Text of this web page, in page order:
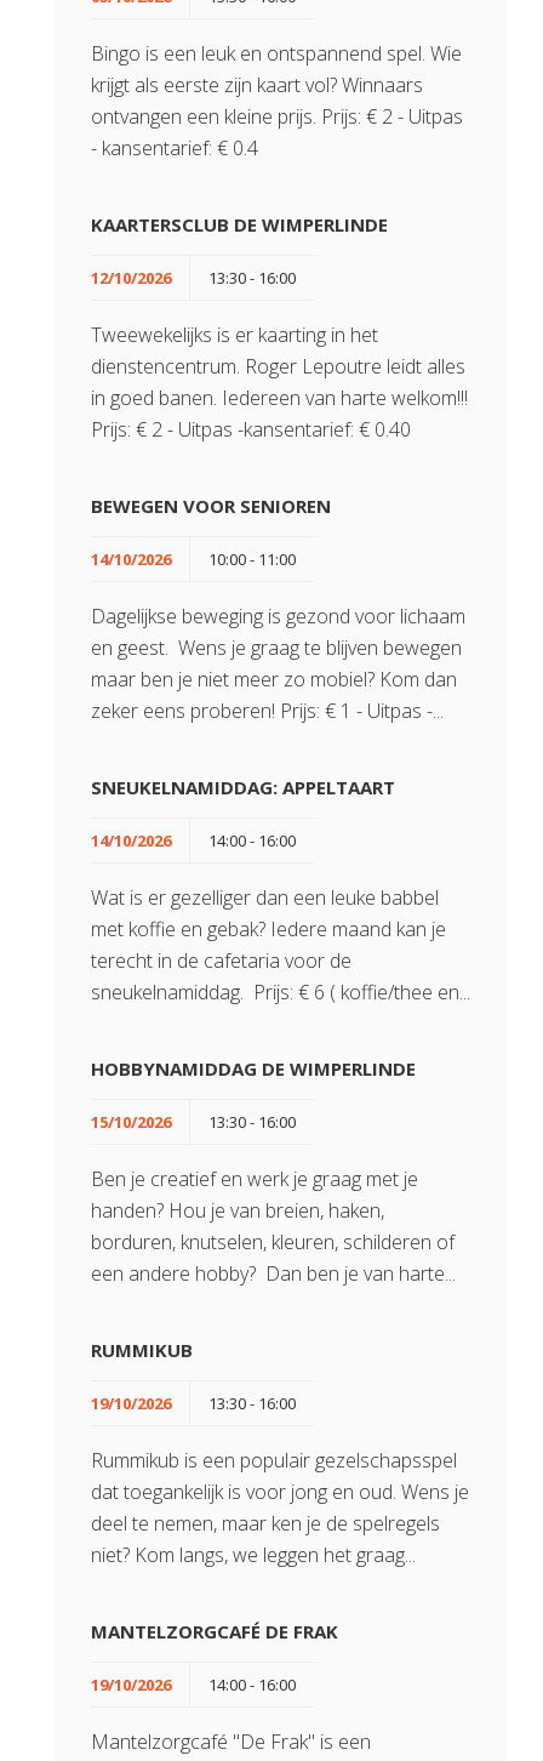
Bingo is een leuk en ontspannend spel. Wie
krijgt als eerste zijn kaart vol? Winnaars
ontvangen een kleine prijs. Prijs: € 2 - Uitpas
- kansentarief: € 0.4
KAARTERSCLUB DE WIMPERLINDE
12/10/2026 13:30 - 16:00
Tweewekelijks is er kaarting in het
dienstencentrum. Roger Lepoutre leidt alles
in goed banen. Iedereen van harte welkom!!!
Prijs: € 2 - Uitpas -kansentarief: € 0.40
BEWEGEN VOOR SENIOREN
14/10/2026 10:00 - 11:00
Dagelijkse beweging is gezond voor lichaam
en geest. Wens je graag te blijven bewegen
maar ben je niet meer zo mobiel? Kom dan
zeker eens proberen! Prijs: € 1 - Uitpas -...
SNEUKELNAMIDDAG: APPELTAART
14/10/2026 14:00 - 16:00
Wat is er gezelliger dan een leuke babbel
met koffie en gebak? Iedere maand kan je
terecht in de cafetaria voor de
sneukelnamiddag. Prijs: € 6 ( koffie/thee en...
HOBBYNAMIDDAG DE WIMPERLINDE
15/10/2026 13:30 - 16:00
Ben je creatief en werk je graag met je
handen? Hou je van breien, haken,
borduren, knutselen, kleuren, schilderen of
een andere hobby? Dan ben je van harte...
RUMMIKUB
19/10/2026 13:30 - 16:00
Rummikub is een populair gezelschapsspel
dat toegankelijk is voor jong en oud. Wens je
deel te nemen, maar ken je de spelregels
niet? Kom langs, we leggen het graag...
MANTELZORGCAFÉ DE FRAK
19/10/2026 14:00 - 16:00
Mantelzorgcafé "De Frak" is een